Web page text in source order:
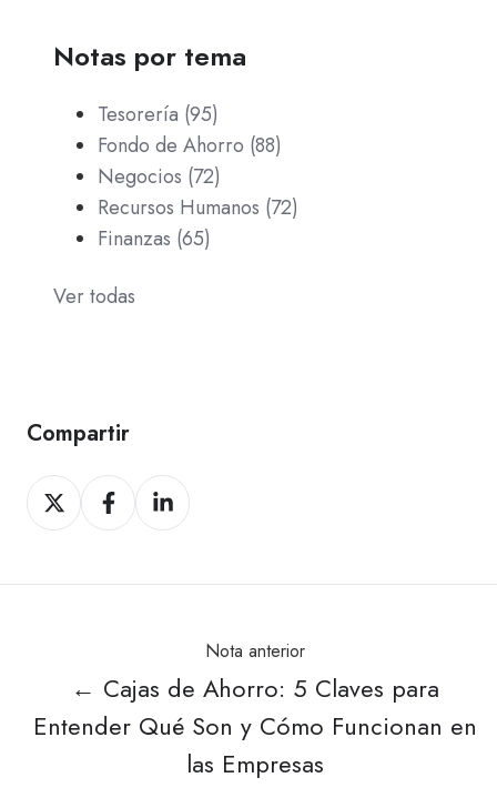
Notas por tema
Tesorería (95)
Fondo de Ahorro (88)
Negocios (72)
Recursos Humanos (72)
Finanzas (65)
Ver todas
Compartir
Compartir
en
Compartir
en
Compartir
en
Nota anterior
← Cajas de Ahorro: 5 Claves para
Entender Qué Son y Cómo Funcionan en
las Empresas